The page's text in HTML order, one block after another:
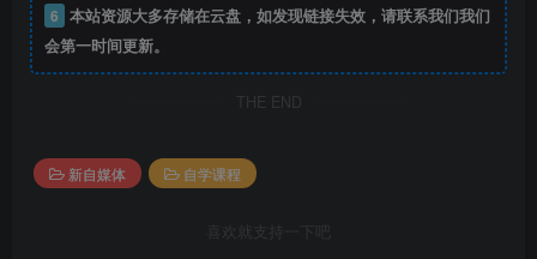
6 本站资源大多存储在云盘，如发现链接失效，请联系我们我们
会第一时间更新。
THE END
新自媒体 自学课程
喜欢就支持一下吧